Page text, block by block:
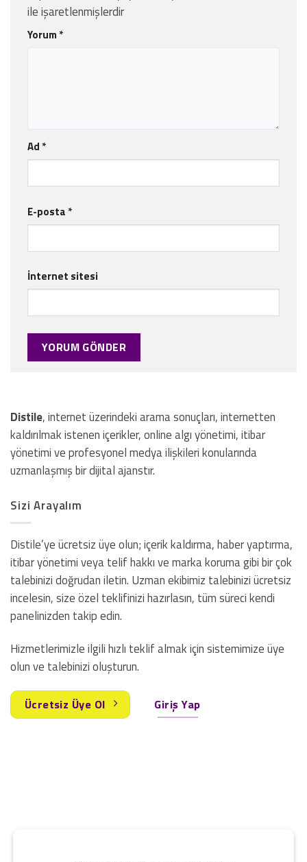
ile işaretlenmişlerdir
Yorum *
Ad *
E-posta *
İnternet sitesi
Distile, internet üzerindeki arama sonuçları, internetten
kaldırılmak istenen içerikler, online algı yönetimi, itibar
yönetimi ve profesyonel medya ilişkileri konularında
uzmanlaşmış bir dijital ajanstır.
Sizi Arayalım
Distile’ye ücretsiz üye olun; içerik kaldırma, haber yaptırma,
itibar yönetimi veya telif hakkı ve marka koruma gibi bir çok
talebinizi doğrudan iletin. Uzman ekibimiz talebinizi ücretsiz
incelesin, size özel teklifinizi hazırlasın, tüm süreci kendi
panelinizden takip edin.
Hizmetlerimizle ilgili hızlı teklif almak için sistemimize üye
olun ve talebinizi oluşturun.
Ücretsiz Üye Ol Giriş Yap